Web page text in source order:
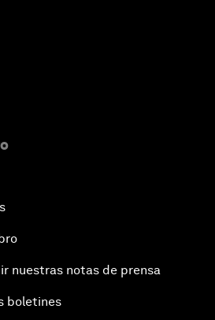
nuestras notas de prensa
boletines